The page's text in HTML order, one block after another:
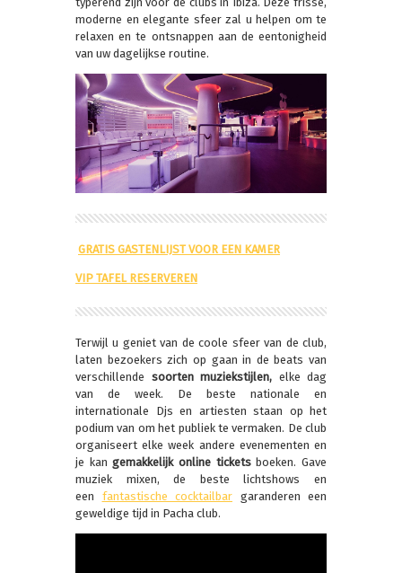
moderne en elegante sfeer zal u helpen om te
relaxen en te ontsnappen aan de eentonigheid
van uw dagelijkse routine.
GRATIS GASTENLIJST VOOR EEN KAMER
VIP TAFEL RESERVEREN
Terwijl u geniet van de coole sfeer van de club,
laten bezoekers zich op gaan in de beats van
verschillende soorten muziekstijlen, elke dag
van de week. De beste nationale en
internationale Djs en artiesten staan op het
podium van om het publiek te vermaken. De club
organiseert elke week andere evenementen en
je kangemakkelijk online tickets boeken. Gave
muziek mixen, de beste lichtshows en
een fantastische cocktailbar garanderen een
geweldige tijd in Pacha club.